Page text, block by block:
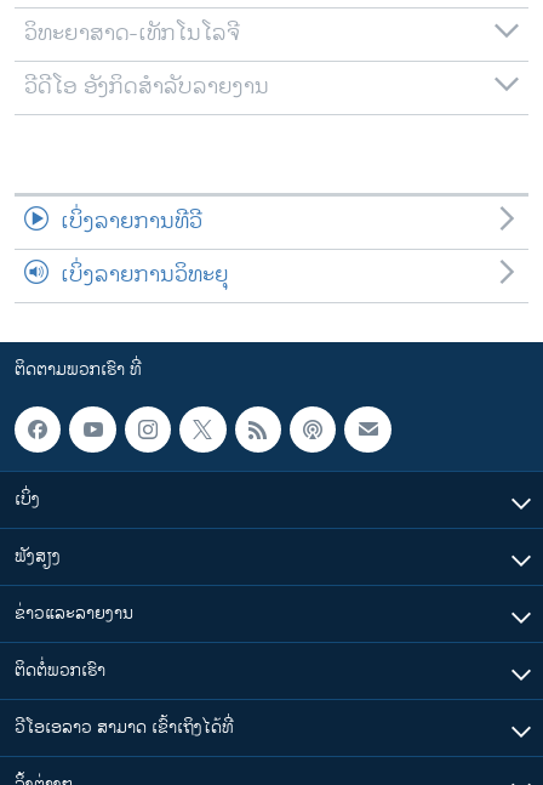
ພາສາຕ່າງໆ
ວິທະຍາສາດ-ເທັກໂນໂລຈີ
ວີດີໂອ ອັງກິດສຳລັບລາຍງານ
ເບິ່ງລາຍການທີວີ
ເບິ່ງລາຍການວິທະຍຸ
ຕິດຕາມພວກເຮົາ ທີ່
ເບິ່ງ
ຟັງສຽງ
ຂ່າວແລະລາຍງານ
ຕິດຕໍ່ພວກເຮົາ
ວີໂອເອລາວ ສາມາດ ເຂົ້າເຖິງໄດ້ທີ່